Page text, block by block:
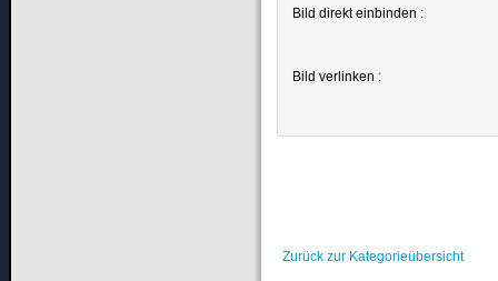
Bild direkt einbinden :
Bild verlinken :
Zurück zur Kategorieübersicht